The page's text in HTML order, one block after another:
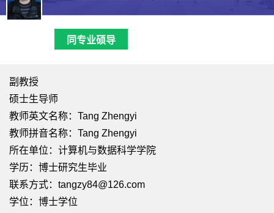
同专业硕导
副教授
硕士生导师
教师英文名称：Tang Zhengyi
教师拼音名称：Tang Zhengyi
所在单位：计算机与数据科学学院
学历：博士研究生毕业
联系方式：tangzy84@126.com
学位：博士学位